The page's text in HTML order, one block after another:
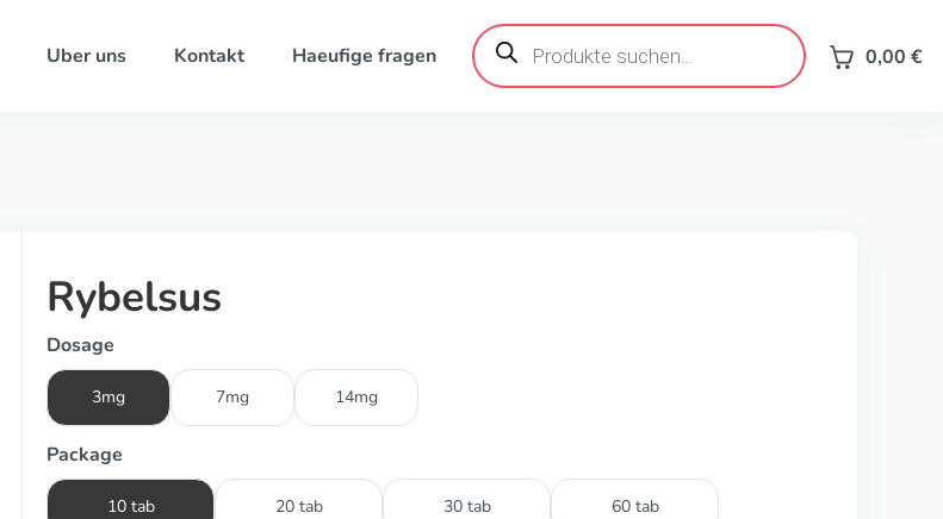
Uber uns Kontakt Haeufige fragen
Products
search 0,00 €
Rybelsus
Dosage
3mg 7mg 14mg
Package
10 tab 20 tab 30 tab 60 tab